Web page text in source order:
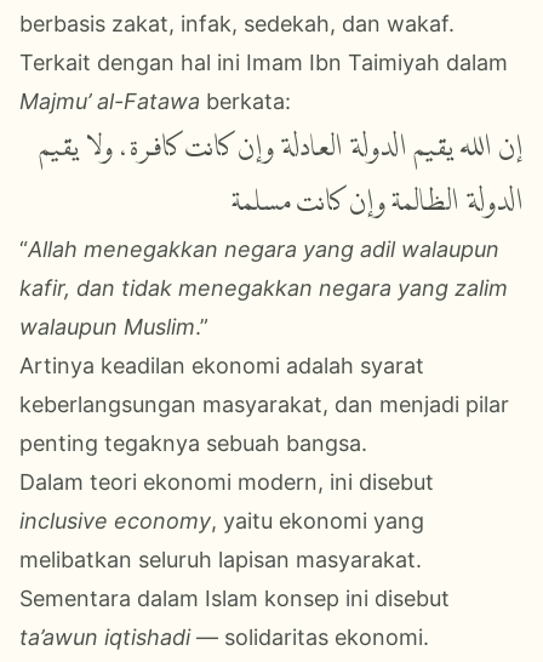
berbasis zakat, infak, sedekah, dan wakaf.
Terkait dengan hal ini Imam Ibn Taimiyah dalam
Majmu’ al-Fatawa berkata:
إن الله يقيم الدولة العادلة وإن كانت كافرة، ولا يقيم
الدولة الظالمة وإن كانت مسلمة
“Allah menegakkan negara yang adil walaupun
kafir, dan tidak menegakkan negara yang zalim
walaupun Muslim.”
Artinya keadilan ekonomi adalah syarat
keberlangsungan masyarakat, dan menjadi pilar
penting tegaknya sebuah bangsa.
Dalam teori ekonomi modern, ini disebut
inclusive economy, yaitu ekonomi yang
melibatkan seluruh lapisan masyarakat.
Sementara dalam Islam konsep ini disebut
ta’awun iqtishadi— solidaritas ekonomi.